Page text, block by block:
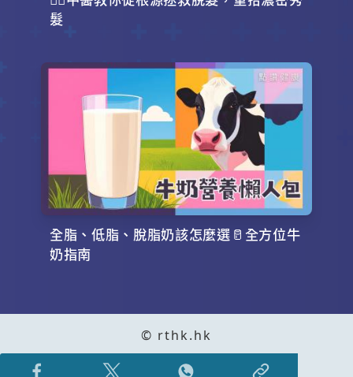
髮
全脂、低脂、脫脂奶該怎麼選🥛全方位牛
奶指南
© rthk.hk